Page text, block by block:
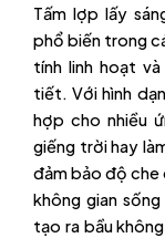
Tấm lợp lấy
phổ biến trong
tính linh hoạt
tiết. Với hình
hợp cho nhiều
giếng trời hay
đảm bảo độ che
không gian
tạo ra bầu